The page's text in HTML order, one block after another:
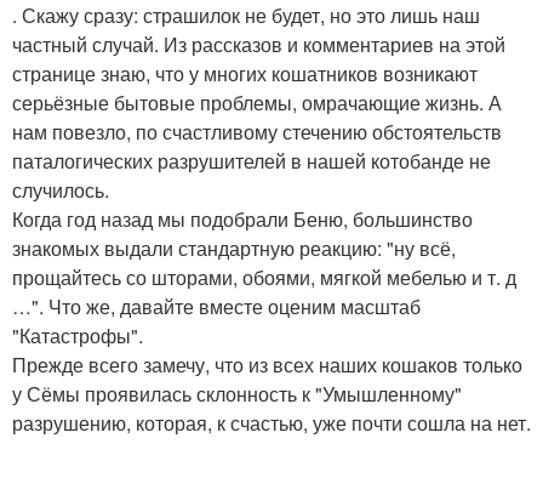
. Скажу сразу: страшилок не будет, но это лишь наш
частный случай. Из рассказов и комментариев на этой
странице знаю, что у многих кошатников возникают
серьёзные бытовые проблемы, омрачающие жизнь. А
нам повезло, по счастливому стечению обстоятельств
паталогических разрушителей в нашей котобанде не
случилось.
Когда год назад мы подобрали Беню, большинство
знакомых выдали стандартную реакцию: "ну всё,
прощайтесь со шторами, обоями, мягкой мебелью и т. д
…". Что же, давайте вместе оценим масштаб
"Катастрофы".
Прежде всего замечу, что из всех наших кошаков только
у Сёмы проявилась склонность к "Умышленному"
разрушению, которая, к счастью, уже почти сошла на нет.